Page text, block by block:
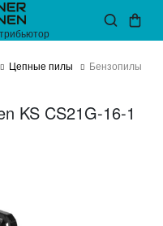
Цепные пилы Бензопилы
KS CS21G-16-1